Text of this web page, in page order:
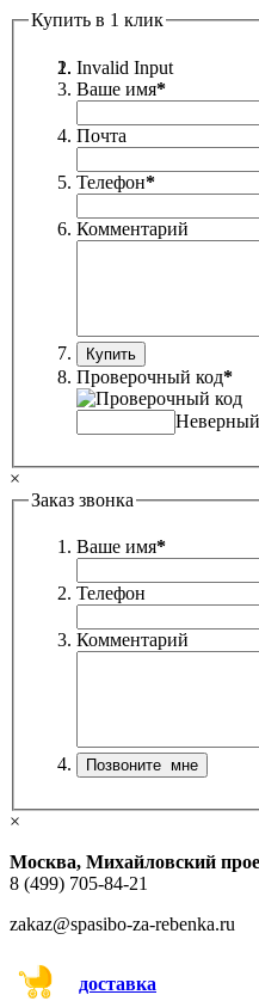
Купить в 1 клик
Invalid Input
Ваше имя*
Почта
Телефон*
Комментарий
Проверочный код*
×
Заказ звонка
Ваше имя*
Телефон
Комментарий
×
Москва, Михайловский
8 (499) 705-84-21
zakaz@spasibo-za-rebenka.ru
доставка